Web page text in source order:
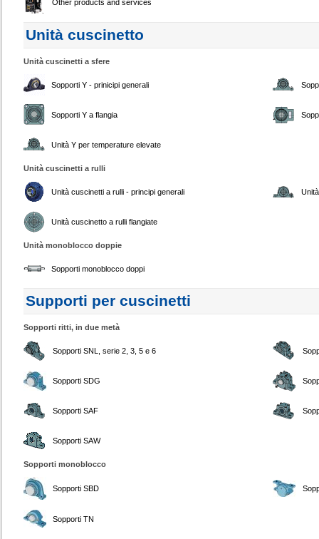
Other products and services
Unità cuscinetto
Unità cuscinetti a sfere
Sopporti Y - prinicipi generali
Sopporti Y a flangia
Unità Y per temperature elevate
Unità cuscinetti a rulli
Unità cuscinetti a rulli - principi generali
Unità cuscinetto a rulli flangiate
Unità monoblocco doppie
Sopporti monoblocco doppi
Supporti per cuscinetti
Sopporti ritti, in due metà
Sopporti SNL, serie 2, 3, 5 e 6
Sopporti SDG
Sopporti SAF
Sopporti SAW
Sopporti monoblocco
Sopporti SBD
Sopporti TN